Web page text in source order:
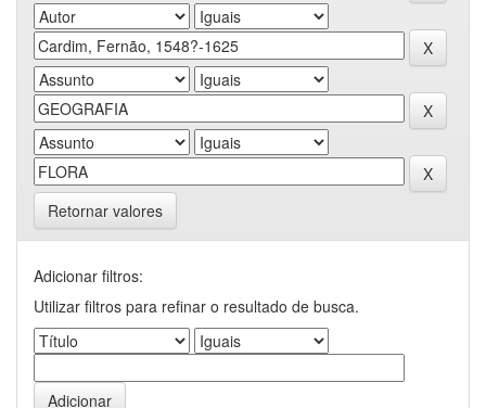
Retornar valores
Adicionar filtros:
Utilizar filtros para refinar o resultado de busca.